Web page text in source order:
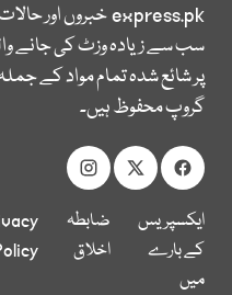
express.pkخبروں اور
سب سے زیادہ وزٹ کی جانے
پر شائع شدہ تمام مواد کے
گروپ محفوظ ہیں۔
ایکسپریس
کے بارے
میں
ضابطہ
اخلاق